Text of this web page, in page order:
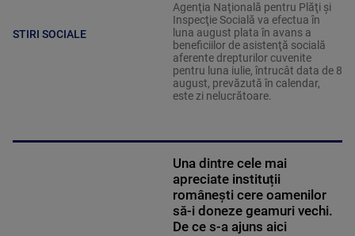
STIRI SOCIALE
Agenţia Naţională pentru Plăţi şi
Inspecţie Socială va efectua în
luna august plata în avans a
beneficiilor de asistenţă socială
aferente drepturilor cuvenite
pentru luna iulie, întrucât data de 8
august, prevăzută în calendar,
este zi nelucrătoare.
Una dintre cele mai
apreciate instituții
românești cere oamenilor
să-i doneze geamuri vechi.
De ce s-a ajuns aici